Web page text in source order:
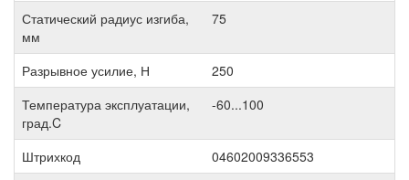
Статический радиус изгиба,
мм
75
Разрывное усилие, Н
250
Температура эксплуатации,
град.C
-60...100
Штрихкод
04602009336553